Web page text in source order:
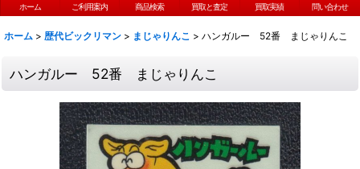
ホーム ご利用案内 商品検索 買取と査定 買取実績 問い合わせ
ホーム > 歴代ビックリマン > まじゃりんこ > ハンガルー 52番 まじゃりんこ
ハンガルー 52番 まじゃりんこ